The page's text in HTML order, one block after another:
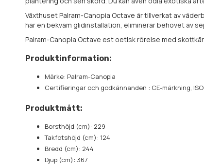
Växthuset Palram-Canopia Octave är tillverkat av
har en bekväm glidinstallation, eliminerar behovet av
Palram-Canopia Octave est oetisk rörelse med
Produktinformation:
Märke: Palram-Canopia
Certifieringar och godkännanden : CE-märkning, ISO
Produktmått:
Borsthöjd (cm): 229
Takfotshöjd (cm): 124
Bredd (cm): 244
Djup (cm): 367